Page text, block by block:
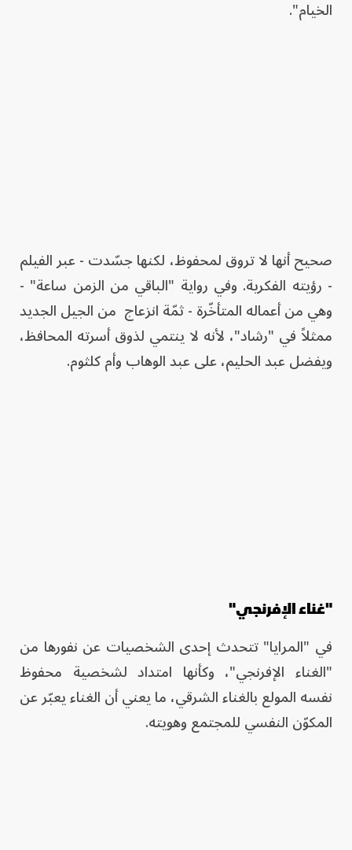
الخيام".
صحيح أنها لا تروق لمحفوظ، لكنها جسّدت - عبر الفيلم
- رؤيته الفكرية. وفي رواية "الباقي من الزمن ساعة" -
وهي من أعماله المتأخّرة - ثمّة انزعاج من الجيل الجديد
ممثلاً في "رشاد"، لأنه لا ينتمي لذوق أسرته المحافظ،
ويفضل عبد الحليم، على عبد الوهاب وأم كلثوم.
"غناء الإفرنجي"
في "المرايا" تتحدث إحدى الشخصيات عن نفورها من
"الغناء الإفرنجي"، وكأنها امتداد لشخصية محفوظ
نفسه المولع بالغناء الشرقي، ما يعني أن الغناء يعبّر عن
المكوّن النفسي للمجتمع وهويته.